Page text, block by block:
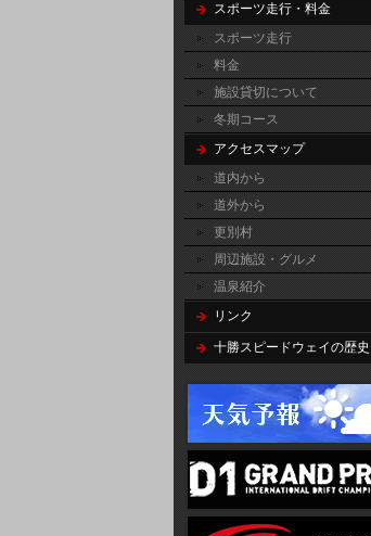
スポーツ走行・料金
スポーツ走行
料金
施設貸切について
冬期コース
アクセスマップ
道内から
道外から
更別村
周辺施設・グルメ
温泉紹介
リンク
十勝スピードウェイの歴史